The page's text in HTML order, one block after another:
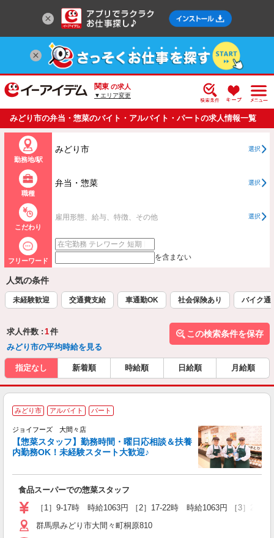
関東 の求人
▼エリア変更
みどり市の弁当・惣菜のバイト・アルバイト・パートの求人情報一覧
勤務地/駅
みどり市 選択
職種
弁当・惣菜 選択
こだわり
雇用形態、給与、特徴、その他 選択
フリーワード を含まない
人気の条件
未経験歓迎 交通費支給 車通勤OK 社会保険あり バイク通
求人件数 : 1件
みどり市の平均時給を見る
この検索条件を保存
指定なし 新着順 時給順 日給順 月給順
みどり市 アルバイト パート
ジョイフーズ 大間々店
【惣菜スタッフ】勤務時間・曜日応相談＆扶養
内勤務OK！未経験スタート大歓迎♪
食品スーパーでの惣菜スタッフ
［1］9-17時 時給1063円 ［2］17-22時 時給1063円 ［3］22-
群馬県みどり市大間々町桐原810